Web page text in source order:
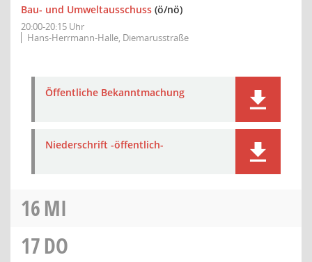
Bau- und Umweltausschuss (ö/nö)
20:00-20:15 Uhr
Hans-Herrmann-Halle, Diemarusstraße
Öffentliche Bekanntmachung
Niederschrift -öffentlich-
16MI
17DO